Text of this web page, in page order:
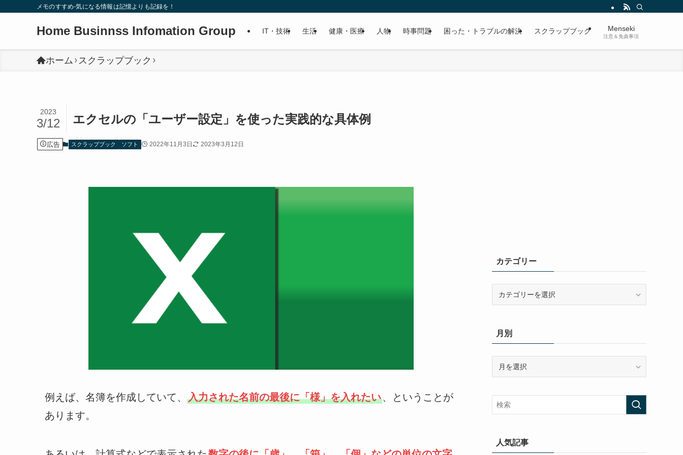
メモのすすめ-気になる情報は記憶よりも記録を！
Home Businnss Infomation Group IT・技術 生活 健康・医療 人物 時事問題 困った・トラブルの解決 スクラップブック Menseki
注意＆免責事項
ホーム スクラップブック
エクセルの「ユーザー設定」を使った実践的な具体例
2023
3/12
広告 スクラップブック ソフト 2022年11月3日 2023年3月12日
例えば、名簿を作成していて、 入力された名前の最後に「様」を入れたい、ということが
あります。
カテゴリー
ー月別
人気記事